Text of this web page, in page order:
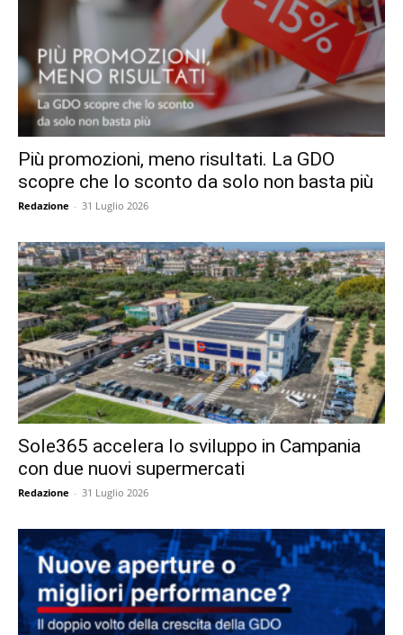
Più promozioni, meno risultati. La GDO
scopre che lo sconto da solo non basta più
Redazione - 31 Luglio 2026
Sole365 accelera lo sviluppo in Campania
con due nuovi supermercati
Redazione - 31 Luglio 2026